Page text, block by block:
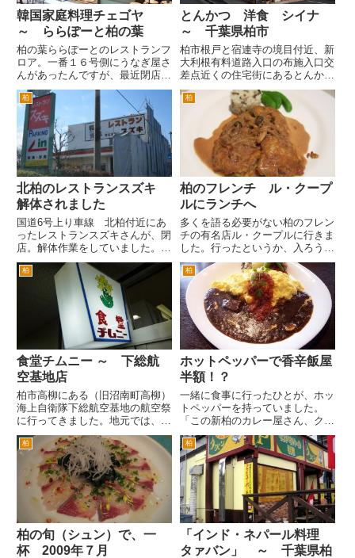
韓国家庭料理チェゴヤ
～ ららぽーと柏の葉
柏の葉ららぽーとのレストランフ
ロア。一番１６号側にうなぎ屋さ
んがあったんですが、最近閉店。
そして新たに開店したのが、この
韓国家庭料理チェゴヤさんです。
はじめて聞いた店名ですが、この
界隈だとモラージュ柏や船橋東
武、新しいとこでは、土浦イオ
ン...
とんかつ 洋食 シイナ
～ 千葉県柏市
柏市根戸と宿連寺の境目付近、新
大利根有料道路入口の布施入口交
差点近くの住宅街にあるとんかつ
屋さん。 場所としては、バス通
りから入った場所で地元のひとじ
ゃないとわかりづらい場所です。
とんかつと洋食がメインとなって
います。とんかつの種類も多い
の...
柏
北柏のレストランスズキ
解体されました
国道6号上り車線 北柏付近にあ
ったレストランスズキさんが、閉
店。解体作業をしていました。北
柏駅よりも我孫子よりにありまし
た。解体のための囲いができたと
きは、リニューアルかなと思って
いました。でも後日解体作業が始
まりました。 建物が解体さ
柏
柏のフレンチ ル・クープ
ルにランチへ
多くを語る必要がない柏のフレン
チの有名店ル・クープルに行きま
した。行ったというか、入ろうと
思ったお店が入れずウロウロして
いて、ル・クープルは当然入れな
いよねとおもいつつ、ダメもとで
聞いてみようかと尋ねるとちょう
ど入れると。ラッキー♪ 柏駅...
柏
食堂チムニー ～ 下総航
空基地店
柏市高柳にある（旧沼南町高柳）
海上自衛隊下総航空基地の航空祭
に行ってきました。地元では、沼
南の自衛隊とか下総自衛隊とか言
われてます。 地元のみなさんで
も、あそこは、航空自衛隊の基地
とおもっている人も多いですね。
実は、対潜哨戒機（現在は、哨...
柏
ホットペッパーで香辛飯屋
半額！？
一緒に食事に行ったひとが、ホッ
トペッパーを持っていました。
「この新柏のカレー屋さん、クー
ポン持参するとカレーが半額らし
いよ」と。 その方律儀には、ホ
ットペッパーで気に入ったお店の
ところを切り抜いて何枚か持って
ました。見れば、新柏の香辛飯屋
の...
柏
柏の旬（シュン）で、一
杯 2009年７月
柏
「インド・ネパール料理
タァバン」 ～ 千葉県柏